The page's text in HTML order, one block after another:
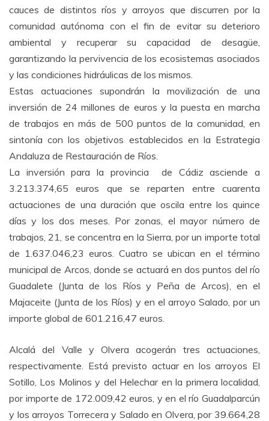
cauces de distintos ríos y arroyos que discurren por la
comunidad autónoma con el fin de evitar su deterioro
ambiental y recuperar su capacidad de desagüe,
garantizando la pervivencia de los ecosistemas asociados
y las condiciones hidráulicas de los mismos.
Estas actuaciones supondrán la movilización de una
inversión de 24 millones de euros y la puesta en marcha
de trabajos en más de 500 puntos de la comunidad, en
sintonía con los objetivos establecidos en la Estrategia
Andaluza de Restauración de Ríos.
La inversión para la provincia de Cádiz asciende a
3.213.374,65 euros que se reparten entre cuarenta
actuaciones de una duración que oscila entre los quince
días y los dos meses. Por zonas, el mayor número de
trabajos, 21, se concentra en la Sierra, por un importe total
de 1.637.046,23 euros. Cuatro se ubican en el término
municipal de Arcos, donde se actuará en dos puntos del río
Guadalete (Junta de los Ríos y Peña de Arcos), en el
Majaceite (Junta de los Ríos) y en el arroyo Salado, por un
importe global de 601.216,47 euros.
Alcalá del Valle y Olvera acogerán tres actuaciones,
respectivamente. Está previsto actuar en los arroyos El
Sotillo, Los Molinos y del Helechar en la primera localidad,
por importe de 172.009,42 euros, y en el río Guadalparcún
y los arroyos Torrecera y Salado en Olvera, por 39.664,28